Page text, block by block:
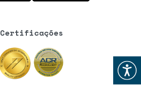
Abrir
Certificações